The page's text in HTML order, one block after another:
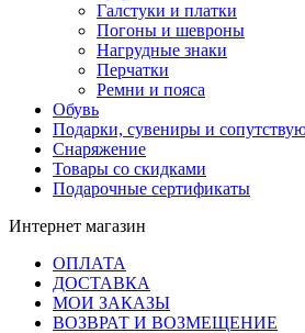
Галстуки и платки
Погоны и шевроны
Нагрудные знаки
Перчатки
Ремни и пояса
Обувь
Подарки, сувениры и
Снаряжение
Товары со скидками
Подарочные сертификаты
Интернет магазин
ОПЛАТА
ДОСТАВКА
МОИ ЗАКАЗЫ
ВОЗВРАТ И ВОЗМЕЩЕНИЕ